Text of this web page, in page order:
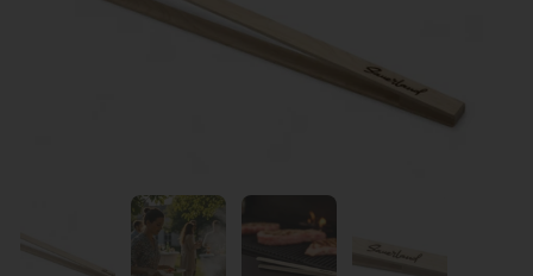
Zeige Folie 1 Zeige Folie 2 Zeige Folie 3